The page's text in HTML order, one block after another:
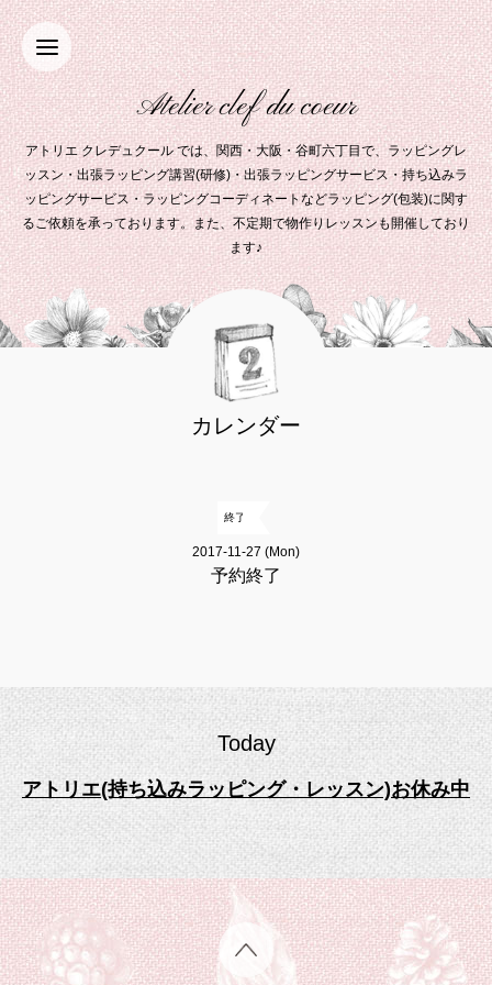
Atelier clef du coeur
アトリエ クレデュクール では、関西・大阪・谷町六丁目で、ラッピングレ
ッスン・出張ラッピング講習(研修)・出張ラッピングサービス・持ち込みラ
ッピングサービス・ラッピングコーディネートなどラッピング(包装)に関す
るご依頼を承っております。また、不定期で物作りレッスンも開催しており
ます♪
カレンダー
終了
2017-11-27 (Mon)
予約終了
Today
アトリエ(持ち込みラッピング・レッスン)お休み中